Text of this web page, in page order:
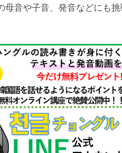
母音や子音、発音などにも